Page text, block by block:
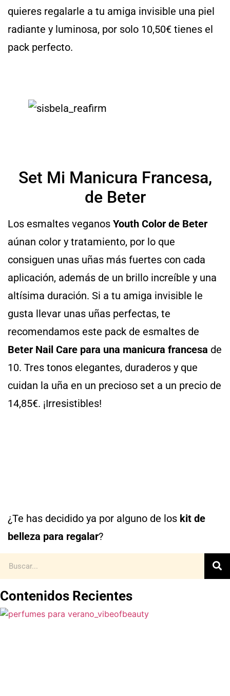
quieres regalarle a tu amiga invisible una piel
radiante y luminosa, por solo 10,50€ tienes el
pack perfecto.
Set Mi Manicura Francesa,
de Beter
Los esmaltes veganos Youth Color de Beter
aúnan color y tratamiento, por lo que
consiguen unas uñas más fuertes con cada
aplicación, además de un brillo increíble y una
altísima duración. Si a tu amiga invisible le
gusta llevar unas uñas perfectas, te
recomendamos este pack de esmaltes de
Beter Nail Care para una manicura francesa de
10. Tres tonos elegantes, duraderos y que
cuidan la uña en un precioso set a un precio de
14,85€. ¡Irresistibles!
¿Te has decidido ya por alguno de los kit de
belleza para regalar?
Contenidos Recientes